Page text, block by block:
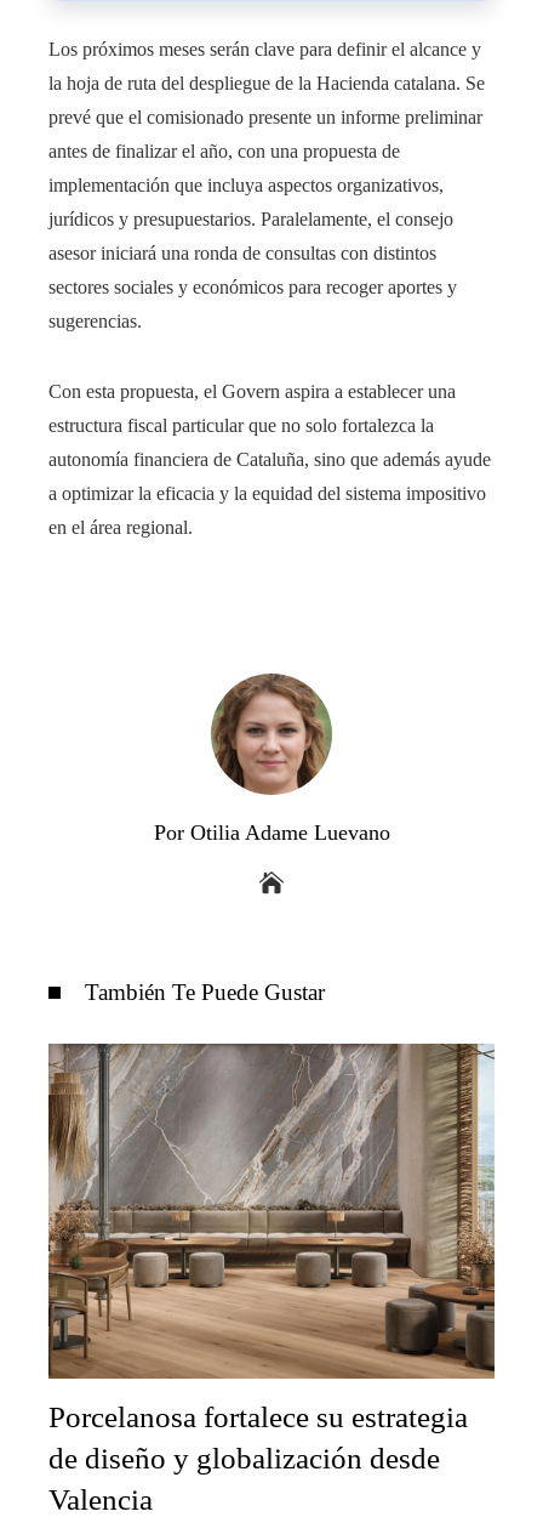
Los próximos meses serán clave para definir el alcance y
la hoja de ruta del despliegue de la Hacienda catalana. Se
prevé que el comisionado presente un informe preliminar
antes de finalizar el año, con una propuesta de
implementación que incluya aspectos organizativos,
jurídicos y presupuestarios. Paralelamente, el consejo
asesor iniciará una ronda de consultas con distintos
sectores sociales y económicos para recoger aportes y
sugerencias.
Con esta propuesta, el Govern aspira a establecer una
estructura fiscal particular que no solo fortalezca la
autonomía financiera de Cataluña, sino que además ayude
a optimizar la eficacia y la equidad del sistema impositivo
en el área regional.
Por Otilia Adame Luevano
También Te Puede Gustar
Porcelanosa fortalece su estrategia
de diseño y globalización desde
Valencia